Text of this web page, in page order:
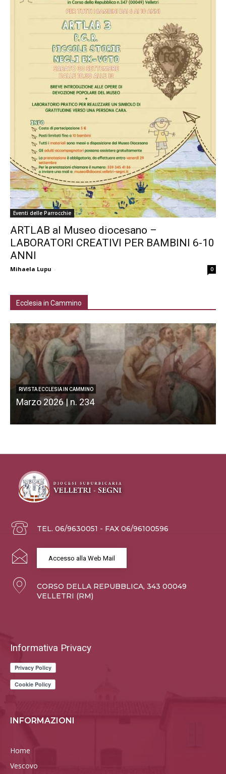
Eventi delle Parrocchie
ARTLAB al Museo diocesano –
LABORATORI CREATIVI PER BAMBINI 6-10
ANNI
Mihaela Lupu - 0
Ecclesia in Cammino
RIVISTA ECCLESIA IN CAMMINO
Marzo 2026 | n. 234
TEL. 06/9630051 - FAX 06/96100596
Accesso alla Web Mail
CORSO DELLA REPUBBLICA, 343 00049
VELLETRI (RM)
Informativa Privacy
INFORMAZIONI
Home
Vescovo